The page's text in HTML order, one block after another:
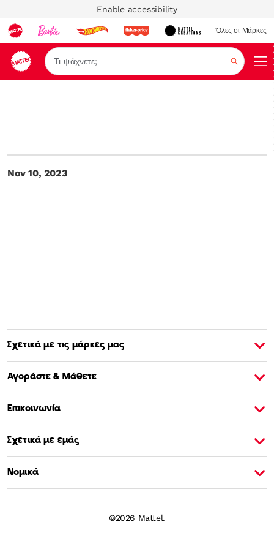
Enable accessibility
Όλες οι Μάρκες
Nov 10, 2023
Σχετικά με τις μάρκες μας
Αγοράστε & Μάθετε
Επικοινωνία
Σχετικά με εμάς
Νομικά
©2026 Mattel.